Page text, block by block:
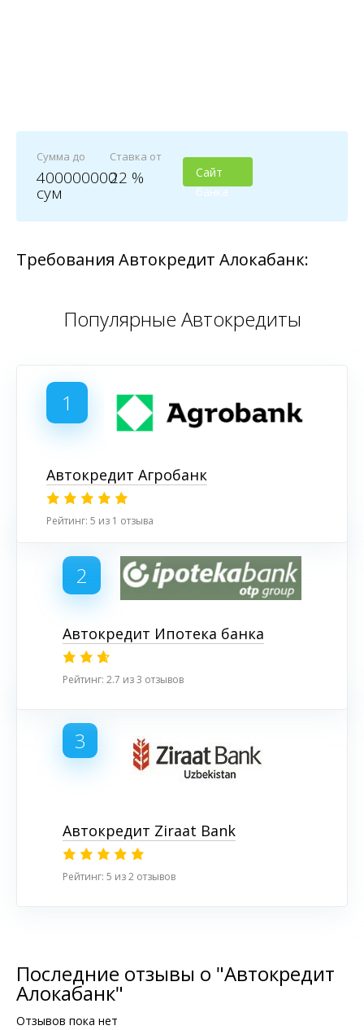
Сумма до
400000000
сум
Ставка от
22 %
Сайт
банка
Требования Автокредит Алокабанк:
Популярные Автокредиты
1
Автокредит Агробанк
Рейтинг: 5 из 1 отзыва
2
Автокредит Ипотека банка
Рейтинг: 2.7 из 3 отзывов
3
Автокредит Ziraat Bank
Рейтинг: 5 из 2 отзывов
Последние отзывы о "Автокредит
Алокабанк"
Отзывов пока нет